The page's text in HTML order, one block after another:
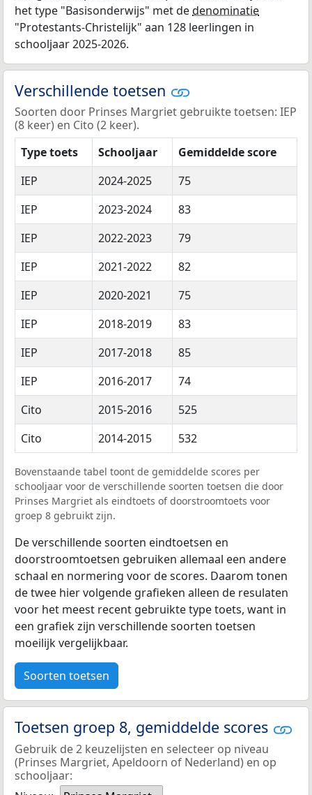
het type "Basisonderwijs" met dedenominatie
"Protestants-Christelijk" aan 128 leerlingen in
schooljaar 2025-2026.
Verschillende toetsen
Soorten door Prinses Margriet gebruikte toetsen: IEP
(8 keer) en Cito (2 keer).
Type toets
Schooljaar
Gemiddelde score
IEP
2024-2025
75
IEP
2023-2024
83
IEP
2022-2023
79
IEP
2021-2022
82
IEP
2020-2021
75
IEP
2018-2019
83
IEP
2017-2018
85
IEP
2016-2017
74
Cito
2015-2016
525
Cito
2014-2015 532
Bovenstaande tabel toont de gemiddelde scores per
schooljaar voor de verschillende soorten toetsen die door
Prinses Margriet als eindtoets of doorstroomtoets voor
groep 8 gebruikt zijn.
De verschillende soorten eindtoetsen en
doorstroomtoetsen gebruiken allemaal een andere
schaal en normering voor de scores. Daarom tonen
de twee hier volgende grafieken alleen de resulaten
voor het meest recent gebruikte type toets, want in
een grafiek zijn verschillende soorten toetsen
moeilijk vergelijkbaar.
Soorten toetsen
Toetsen groep 8, gemiddelde scores
Gebruik de 2 keuzelijsten en selecteer op niveau
(Prinses Margriet, Apeldoorn of Nederland) en op
schooljaar: